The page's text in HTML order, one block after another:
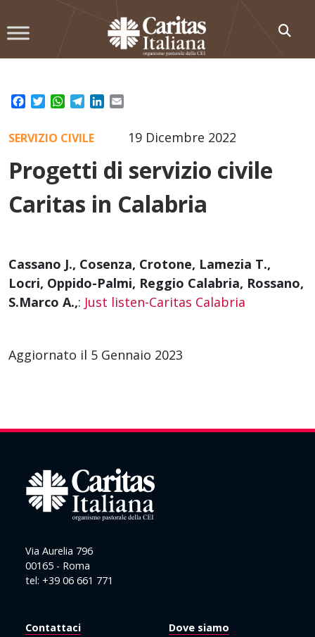
to
Facebook
TwitterWhatsApp
TelegramLinkedIn
19 Dicembre 2022
SERVIZIO CIVILE
Progetti di servizio civile
Caritas in Calabria
Cassano J., Cosenza, Crotone, Lamezia T.,
Locri, Oppido-Palmi, Reggio Calabria, Rossano,
S.Marco A.,: Just listen-Caritas Calabria
Aggiornato il 5 Gennaio 2023
Via Aurelia 796
00165 - Roma
tel: +39 06 661 771
Contattaci Dove siamo